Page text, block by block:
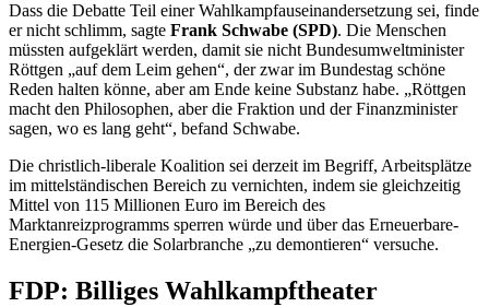
Dass die Debatte Teil einer Wahlkampfauseinandersetzung sei, finde
er nicht schlimm, sagte Frank Schwabe (SPD). Die Menschen
müssten aufgeklärt werden, damit sie nicht Bundesumweltminister
Röttgen „auf dem Leim gehen“, der zwar im Bundestag schöne
Reden halten könne, aber am Ende keine Substanz habe. „Röttgen
macht den Philosophen, aber die Fraktion und der Finanzminister
sagen, wo es lang geht“, befand Schwabe.
Die christlich-liberale Koalition sei derzeit im Begriff, Arbeitsplätze
im mittelständischen Bereich zu vernichten, indem sie gleichzeitig
Mittel von 115 Millionen Euro im Bereich des
Marktanreizprogramms sperren würde und über das Erneuerbare-
Energien-Gesetz die Solarbranche „zu demontieren“ versuche.
FDP: Billiges Wahlkampftheater